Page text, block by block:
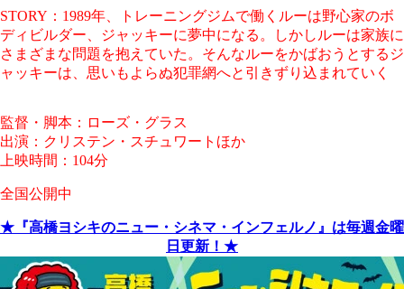
STORY：1989年、トレーニングジムで働くルーは野心家のボ
ディビルダー、ジャッキーに夢中になる。しかしルーは家族に
さまざまな問題を抱えていた。そんなルーをかばおうとするジ
ャッキーは、思いもよらぬ犯罪網へと引きずり込まれていく
監督・脚本：ローズ・グラス
出演：クリステン・スチュワートほか
上映時間：104分
全国公開中
★『高橋ヨシキのニュー・シネマ・インフェルノ』は毎週金曜
日更新！★